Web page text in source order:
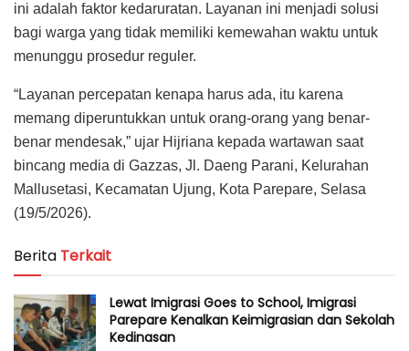
ini adalah faktor kedaruratan. Layanan ini menjadi solusi
bagi warga yang tidak memiliki kemewahan waktu untuk
menunggu prosedur reguler.
“Layanan percepatan kenapa harus ada, itu karena
memang diperuntukkan untuk orang-orang yang benar-
benar mendesak,” ujar Hijriana kepada wartawan saat
bincang media di Gazzas, Jl. Daeng Parani, Kelurahan
Mallusetasi, Kecamatan Ujung, Kota Parepare, Selasa
(19/5/2026).
Berita Terkait
Lewat Imigrasi Goes to School, Imigrasi
Parepare Kenalkan Keimigrasian dan Sekolah
Kedinasan